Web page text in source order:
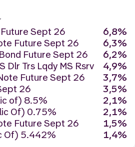
Sept 26
6,8%
Future Sept 26
6,3%
Future Sept 26
6,2%
Dlr Trs Lqdy MS Rsrv
4,9%
Future Sept 26
3,7%
26
3,5%
of) 8.5%
2,1%
Of) 0.75%
2,1%
Future Sept 26
1,5%
Of) 5.442%
1,4%